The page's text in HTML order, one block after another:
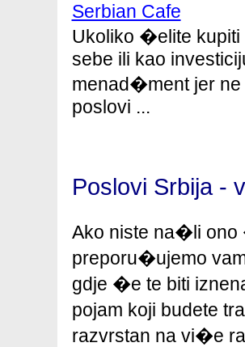
Serbian Cafe
Ukoliko �elite kupiti
sebe ili kao
menad�ment jer
poslovi ...
Poslovi Srbija -
Ako niste na�li
preporu�ujemo
gdje �e te biti
pojam koji budete
razvrstan na vi�e